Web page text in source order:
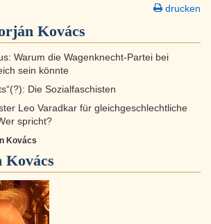
drucken
Kovács
Warum die Wagenknecht-Partei bei
sein könnte
Die Sozialfaschisten
Leo Varadkar für gleichgeschlechtliche
spricht?
Kovács